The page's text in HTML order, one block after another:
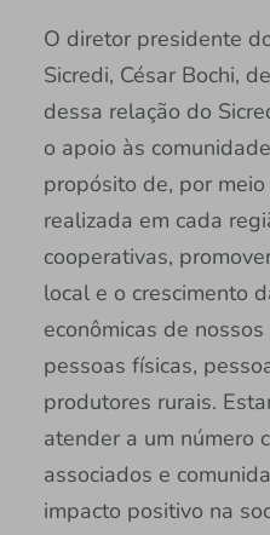
O diretor presidente
Sicredi, César Bochi,
dessa relação do
o apoio às
propósito de, por
realizada em cada
cooperativas,
local e o crescimento
econômicas de
pessoas físicas,
produtores rurais.
atender a um número
associados e
impacto positivo na